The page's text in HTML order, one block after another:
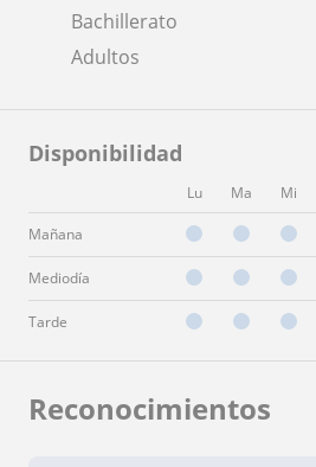
Bachillerato
Adultos
Disponibilidad
Lu Ma Mi
Mañana
Mediodía
Tarde
Reconocimientos